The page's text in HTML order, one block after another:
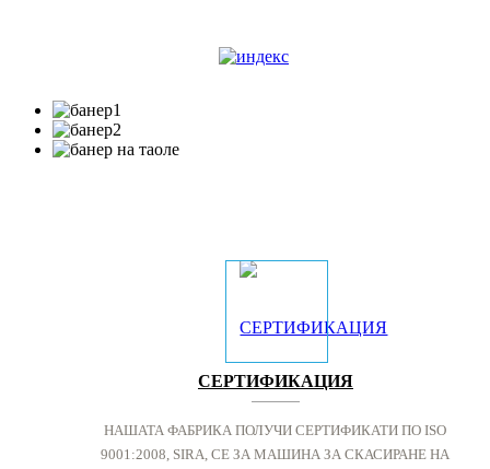
СЕРТИФИКАЦИЯ
НАШАТА ФАБРИКА ПОЛУЧИ СЕРТИФИКАТИ ПО ISO
9001:2008, SIRA, CE ЗА МАШИНА ЗА СКАСИРАНЕ НА